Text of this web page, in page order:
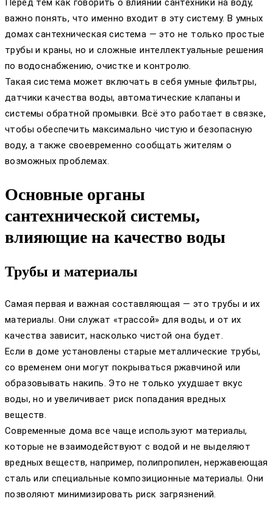
Перед тем как говорить о влиянии сантехники на воду,
важно понять, что именно входит в эту систему. В умных
домах сантехническая система — это не только простые
трубы и краны, но и сложные интеллектуальные решения
по водоснабжению, очистке и контролю.
Такая система может включать в себя умные фильтры,
датчики качества воды, автоматические клапаны и
системы обратной промывки. Всё это работает в связке,
чтобы обеспечить максимально чистую и безопасную
воду, а также своевременно сообщать жителям о
возможных проблемах.
Основные органы
сантехнической системы,
влияющие на качество воды
Трубы и материалы
Самая первая и важная составляющая — это трубы и их
материалы. Они служат «трассой» для воды, и от их
качества зависит, насколько чистой она будет.
Если в доме установлены старые металлические трубы,
со временем они могут покрываться ржавчиной или
образовывать накипь. Это не только ухудшает вкус
воды, но и увеличивает риск попадания вредных
веществ.
Современные дома все чаще используют материалы,
которые не взаимодействуют с водой и не выделяют
вредных веществ, например, полипропилен, нержавеющая
сталь или специальные композиционные материалы. Они
позволяют минимизировать риск загрязнений.